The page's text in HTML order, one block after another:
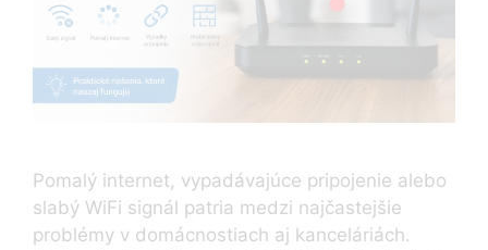
Pomalý internet, vypadávajúce pripojenie alebo
slabý WiFi signál patria medzi najčastejšie
problémy v domácnostiach aj kanceláriách.